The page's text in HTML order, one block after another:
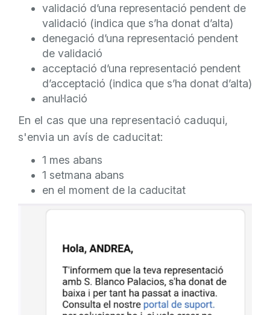
validació d’una representació pendent de
validació (indica que s’ha donat d’alta)
denegació d’una representació pendent
de validació
acceptació d’una representació pendent
d’acceptació (indica que s’ha donat d’alta)
anul·lació
En el cas que una representació caduqui,
s'envia un avís de caducitat:
1 mes abans
1 setmana abans
en el moment de la caducitat